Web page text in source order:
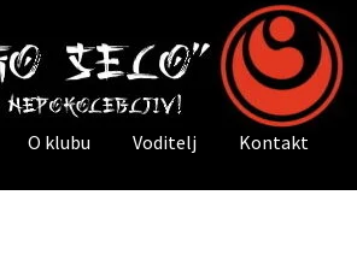
O klubu Voditelj Kontakt